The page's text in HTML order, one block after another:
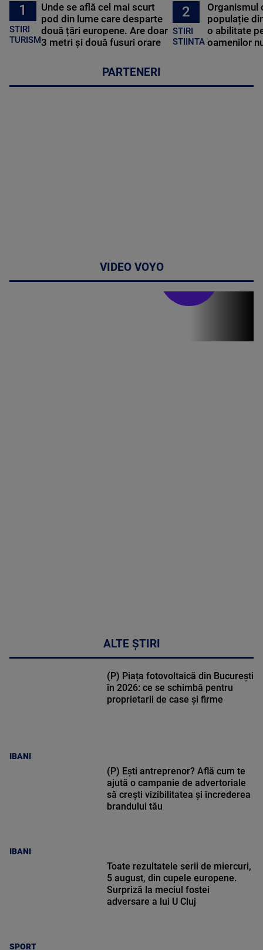
1
STIRI
TURISM
Unde se află cel mai scurt
pod din lume care desparte
două țări europene. Are doar
3 metri și două fusuri orare
2
STIRI
STIINTA
Organismul
populație
o abilitate
oamenilor
PARTENERI
VIDEO VOYO
ALTE ȘTIRI
IBANI
(P) Piața fotovoltaică din București
în 2026: ce se schimbă pentru
proprietarii de case și firme
IBANI
(P) Ești antreprenor? Află cum te
ajută o campanie de advertoriale
să crești vizibilitatea și încrederea
brandului tău
SPORT
Toate rezultatele serii de miercuri,
5 august, din cupele europene.
Surpriză la meciul fostei
adversare a lui U Cluj